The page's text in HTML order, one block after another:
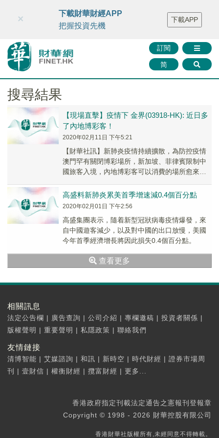
財華智庫網 FINTV FINMETA 財華證券 媒體矩陣
智庫沙龍
聯絡我們
訂閱
简
×
下載財華財經APP
把握投資先機
下載APP
搜尋結果
【現場直擊】疫情下 金界(03918-HK): 近日多
了內地博彩客！
2020年02月11日 下午5:21
【財華社訊】新肺炎疫情持續擴散，為防控疫情
澳門罕有關閉博彩場所，新加坡、菲律賓限制中
國旅客入境，內地博彩客可以消費的場所愈來減
金界...
高盛料新肺炎累美首季增速減0.4個百分點
2020年02月01日 下午2:56
高盛集團表示，隨着新型冠狀病毒疫情爆發，來
自中國遊客減少，以及對中國的出口放慢，美國
今年首季經濟增長將因此損失0.4個百分點。
查看更多
相關訊息
法定公告欄 | 廣告查詢 | 公司介紹 | 專欄邀稿 | 投資者關係 |
版權聲明 | 重要聲明 | 私隱政策 | 聯絡我們
友情鏈接
清博智能 | 艾媒諮詢 | 和訊 | 新時空 | 時代財經 | 證券市場周
刊
| 壹財信 | 權衡財經 | 攬富財經 | 更多...
香港政府指定刊載法定通告之憲報刊登報章
Copyright © 1998 - 2026 財華控股有限公司
香港財華社版權所有,未經同意不得轉載。